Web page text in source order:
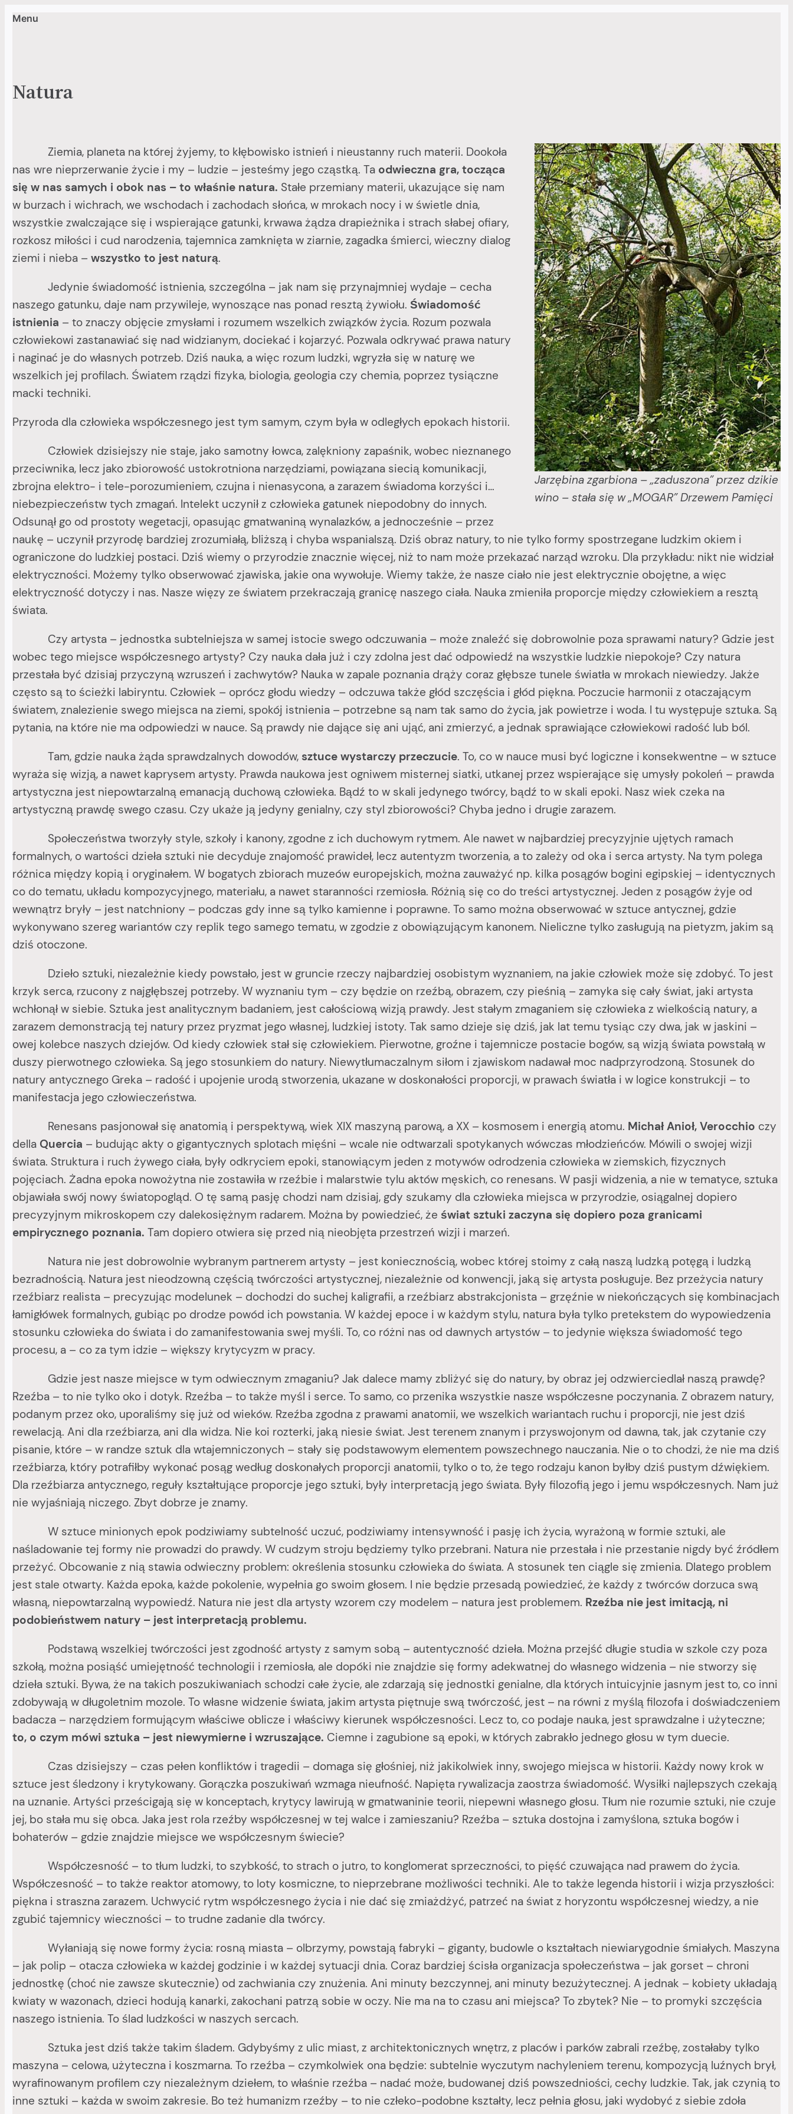
Przejdź
Menu
Natura
Jarzębina zgarbiona – „zaduszona” przez dzikie
wino – stała się w „MOGAR” Drzewem Pamięci
Ziemia, planeta na której żyjemy, to kłębowisko istnień i nieustanny ruch materii. Dookoła
nas wre nieprzerwanie życie i my – ludzie – jesteśmy jego cząstką. Ta odwieczna gra, tocząca
się w nas samych i obok nas – to właśnie natura. Stałe przemiany materii, ukazujące się nam
w burzach i wichrach, we wschodach i zachodach słońca, w mrokach nocy i w świetle dnia,
wszystkie zwalczające się i wspierające gatunki, krwawa żądza drapieżnika i strach słabej ofiary,
rozkosz miłości i cud narodzenia, tajemnica zamknięta w ziarnie, zagadka śmierci, wieczny dialog
ziemi i nieba –wszystko to jest naturą.
Jedynie świadomość istnienia, szczególna – jak nam się przynajmniej wydaje – cecha
naszego gatunku, daje nam przywileje, wynoszące nas ponad resztą żywiołu.Świadomość
istnienia – to znaczy objęcie zmysłami i rozumem wszelkich związków życia. Rozum pozwala
człowiekowi zastanawiać się nad widzianym, dociekać i kojarzyć. Pozwala odkrywać prawa natury
i naginać je do własnych potrzeb. Dziś nauka, a więc rozum ludzki, wgryzła się w naturę we
wszelkich jej profilach. Światem rządzi fizyka, biologia, geologia czy chemia, poprzez tysiączne
macki techniki.
Przyroda dla człowieka współczesnego jest tym samym, czym była w odległych epokach historii.
Człowiek dzisiejszy nie staje, jako samotny łowca, zalękniony zapaśnik, wobec nieznanego
przeciwnika, lecz jako zbiorowość ustokrotniona narzędziami, powiązana siecią komunikacji,
zbrojna elektro- i tele-porozumieniem, czujna i nienasycona, a zarazem świadoma korzyści i…
niebezpieczeństw tych zmagań. Intelekt uczynił z człowieka gatunek niepodobny do innych.
Odsunął go od prostoty wegetacji, opasując gmatwaniną wynalazków, a jednocześnie – przez
naukę – uczynił przyrodę bardziej zrozumiałą, bliższą i chyba wspanialszą. Dziś obraz natury, to nie tylko formy spostrzegane ludzkim okiem i
ograniczone do ludzkiej postaci. Dziś wiemy o przyrodzie znacznie więcej, niż to nam może przekazać narząd wzroku. Dla przykładu: nikt nie widział
elektryczności. Możemy tylko obserwować zjawiska, jakie ona wywołuje. Wiemy także, że nasze ciało nie jest elektrycznie obojętne, a więc
elektryczność dotyczy i nas. Nasze więzy ze światem przekraczają granicę naszego ciała. Nauka zmieniła proporcje między człowiekiem a resztą
świata.
Czy artysta – jednostka subtelniejsza w samej istocie swego odczuwania – może znaleźć się dobrowolnie poza sprawami natury? Gdzie jest
wobec tego miejsce współczesnego artysty? Czy nauka dała już i czy zdolna jest dać odpowiedź na wszystkie ludzkie niepokoje? Czy natura
przestała być dzisiaj przyczyną wzruszeń i zachwytów? Nauka w zapale poznania drąży coraz głębsze tunele światła w mrokach niewiedzy. Jakże
często są to ścieżki labiryntu. Człowiek – oprócz głodu wiedzy – odczuwa także głód szczęścia i głód piękna. Poczucie harmonii z otaczającym
światem, znalezienie swego miejsca na ziemi, spokój istnienia – potrzebne są nam tak samo do życia, jak powietrze i woda. I tu występuje sztuka. Są
pytania, na które nie ma odpowiedzi w nauce. Są prawdy nie dające się ani ująć, ani zmierzyć, a jednak sprawiające człowiekowi radość lub ból.
Tam, gdzie nauka żąda sprawdzalnych dowodów, sztuce wystarczy przeczucie. To, co w nauce musi być logiczne i konsekwentne – w sztuce
wyraża się wizją, a nawet kaprysem artysty. Prawda naukowa jest ogniwem misternej siatki, utkanej przez wspierające się umysły pokoleń – prawda
artystyczna jest niepowtarzalną emanacją duchową człowieka. Bądź to w skali jedynego twórcy, bądź to w skali epoki. Nasz wiek czeka na
artystyczną prawdę swego czasu. Czy ukaże ją jedyny genialny, czy styl zbiorowości? Chyba jedno i drugie zarazem.
Społeczeństwa tworzyły style, szkoły i kanony, zgodne z ich duchowym rytmem. Ale nawet w najbardziej precyzyjnie ujętych ramach
formalnych, o wartości dzieła sztuki nie decyduje znajomość prawideł, lecz autentyzm tworzenia, a to zależy od oka i serca artysty. Na tym polega
różnica między kopią i oryginałem. W bogatych zbiorach muzeów europejskich, można zauważyć np. kilka posągów bogini egipskiej – identycznych
co do tematu, układu kompozycyjnego, materiału, a nawet staranności rzemiosła. Różnią się co do treści artystycznej. Jeden z posągów żyje od
wewnątrz bryły – jest natchniony – podczas gdy inne są tylko kamienne i poprawne. To samo można obserwować w sztuce antycznej, gdzie
wykonywano szereg wariantów czy replik tego samego tematu, w zgodzie z obowiązującym kanonem. Nieliczne tylko zasługują na pietyzm, jakim są
dziś otoczone.
Dzieło sztuki, niezależnie kiedy powstało, jest w gruncie rzeczy najbardziej osobistym wyznaniem, na jakie człowiek może się zdobyć. To jest
krzyk serca, rzucony z najgłębszej potrzeby. W wyznaniu tym – czy będzie on rzeźbą, obrazem, czy pieśnią – zamyka się cały świat, jaki artysta
wchłonął w siebie. Sztuka jest analitycznym badaniem, jest całościową wizją prawdy. Jest stałym zmaganiem się człowieka z wielkością natury, a
zarazem demonstracją tej natury przez pryzmat jego własnej, ludzkiej istoty. Tak samo dzieje się dziś, jak lat temu tysiąc czy dwa, jak w jaskini –
owej kolebce naszych dziejów. Od kiedy człowiek stał się człowiekiem. Pierwotne, groźne i tajemnicze postacie bogów, są wizją świata powstałą w
duszy pierwotnego człowieka. Są jego stosunkiem do natury. Niewytłumaczalnym siłom i zjawiskom nadawał moc nadprzyrodzoną. Stosunek do
natury antycznego Greka – radość i upojenie urodą stworzenia, ukazane w doskonałości proporcji, w prawach światła i w logice konstrukcji – to
manifestacja jego człowieczeństwa.
Renesans pasjonował się anatomią i perspektywą, wiek XIX maszyną parową, a XX – kosmosem i energią atomu. Michał Anioł, Verocchio czy
della Quercia – budując akty o gigantycznych splotach mięśni – wcale nie odtwarzali spotykanych wówczas młodzieńców. Mówili o swojej wizji
świata. Struktura i ruch żywego ciała, były odkryciem epoki, stanowiącym jeden z motywów odrodzenia człowieka w ziemskich, fizycznych
pojęciach. Żadna epoka nowożytna nie zostawiła w rzeźbie i malarstwie tylu aktów męskich, co renesans. W pasji widzenia, a nie w tematyce, sztuka
objawiała swój nowy światopogląd. O tę samą pasję chodzi nam dzisiaj, gdy szukamy dla człowieka miejsca w przyrodzie, osiągalnej dopiero
precyzyjnym mikroskopem czy dalekosiężnym radarem. Można by powiedzieć, że świat sztuki zaczyna się dopiero poza granicami
empirycznego poznania. Tam dopiero otwiera się przed nią nieobjęta przestrzeń wizji i marzeń.
Natura nie jest dobrowolnie wybranym partnerem artysty – jest koniecznością, wobec której stoimy z całą naszą ludzką potęgą i ludzką
bezradnością. Natura jest nieodzowną częścią twórczości artystycznej, niezależnie od konwencji, jaką się artysta posługuje. Bez przeżycia natury
rzeźbiarz realista – precyzując modelunek – dochodzi do suchej kaligrafii, a rzeźbiarz abstrakcjonista – grzęźnie w niekończących się kombinacjach
łamigłówek formalnych, gubiąc po drodze powód ich powstania. W każdej epoce i w każdym stylu, natura była tylko pretekstem do wypowiedzenia
stosunku człowieka do świata i do zamanifestowania swej myśli. To, co różni nas od dawnych artystów – to jedynie większa świadomość tego
procesu, a – co za tym idzie – większy krytycyzm w pracy.
Gdzie jest nasze miejsce w tym odwiecznym zmaganiu? Jak dalece mamy zbliżyć się do natury, by obraz jej odzwierciedlał naszą prawdę?
Rzeźba – to nie tylko oko i dotyk. Rzeźba – to także myśl i serce. To samo, co przenika wszystkie nasze współczesne poczynania. Z obrazem natury,
podanym przez oko, uporaliśmy się już od wieków. Rzeźba zgodna z prawami anatomii, we wszelkich wariantach ruchu i proporcji, nie jest dziś
rewelacją. Ani dla rzeźbiarza, ani dla widza. Nie koi rozterki, jaką niesie świat. Jest terenem znanym i przyswojonym od dawna, tak, jak czytanie czy
pisanie, które – w randze sztuk dla wtajemniczonych – stały się podstawowym elementem powszechnego nauczania. Nie o to chodzi, że nie ma dziś
rzeźbiarza, który potrafiłby wykonać posąg według doskonałych proporcji anatomii, tylko o to, że tego rodzaju kanon byłby dziś pustym dźwiękiem.
Dla rzeźbiarza antycznego, reguły kształtujące proporcje jego sztuki, były interpretacją jego świata. Były filozofią jego i jemu współczesnych. Nam już
nie wyjaśniają niczego. Zbyt dobrze je znamy.
W sztuce minionych epok podziwiamy subtelność uczuć, podziwiamy intensywność i pasję ich życia, wyrażoną w formie sztuki, ale
naśladowanie tej formy nie prowadzi do prawdy. W cudzym stroju będziemy tylko przebrani. Natura nie przestała i nie przestanie nigdy być źródłem
przeżyć. Obcowanie z nią stawia odwieczny problem: określenia stosunku człowieka do świata. A stosunek ten ciągle się zmienia. Dlatego problem
jest stale otwarty. Każda epoka, każde pokolenie, wypełnia go swoim głosem. I nie będzie przesadą powiedzieć, że każdy z twórców dorzuca swą
własną, niepowtarzalną wypowiedź. Natura nie jest dla artysty wzorem czy modelem – natura jest problemem. Rzeźba nie jest imitacją, ni
podobieństwem natury – jest interpretacją problemu.
Podstawą wszelkiej twórczości jest zgodność artysty z samym sobą – autentyczność dzieła. Można przejść długie studia w szkole czy poza
szkołą, można posiąść umiejętność technologii i rzemiosła, ale dopóki nie znajdzie się formy adekwatnej do własnego widzenia – nie stworzy się
dzieła sztuki. Bywa, że na takich poszukiwaniach schodzi całe życie, ale zdarzają się jednostki genialne, dla których intuicyjnie jasnym jest to, co inni
zdobywają w długoletnim mozole. To własne widzenie świata, jakim artysta piętnuje swą twórczość, jest – na równi z myślą filozofa i doświadczeniem
badacza – narzędziem formującym właściwe oblicze i właściwy kierunek współczesności. Lecz to, co podaje nauka, jest sprawdzalne i użyteczne;
to, o czym mówi sztuka – jest niewymierne i wzruszające. Ciemne i zagubione są epoki, w których zabrakło jednego głosu w tym duecie.
Czas dzisiejszy – czas pełen konfliktów i tragedii – domaga się głośniej, niż jakikolwiek inny, swojego miejsca w historii. Każdy nowy krok w
sztuce jest śledzony i krytykowany. Gorączka poszukiwań wzmaga nieufność. Napięta rywalizacja zaostrza świadomość. Wysiłki najlepszych czekają
na uznanie. Artyści prześcigają się w konceptach, krytycy lawirują w gmatwaninie teorii, niepewni własnego głosu. Tłum nie rozumie sztuki, nie czuje
jej, bo stała mu się obca. Jaka jest rola rzeźby współczesnej w tej walce i zamieszaniu? Rzeźba – sztuka dostojna i zamyślona, sztuka bogów i
bohaterów – gdzie znajdzie miejsce we współczesnym świecie?
Współczesność – to tłum ludzki, to szybkość, to strach o jutro, to konglomerat sprzeczności, to pięść czuwająca nad prawem do życia.
Współczesność – to także reaktor atomowy, to loty kosmiczne, to nieprzebrane możliwości techniki. Ale to także legenda historii i wizja przyszłości:
piękna i straszna zarazem. Uchwycić rytm współczesnego życia i nie dać się zmiażdżyć, patrzeć na świat z horyzontu współczesnej wiedzy, a nie
zgubić tajemnicy wieczności – to trudne zadanie dla twórcy.
Wyłaniają się nowe formy życia: rosną miasta – olbrzymy, powstają fabryki – giganty, budowle o kształtach niewiarygodnie śmiałych. Maszyna
– jak polip – otacza człowieka w każdej godzinie i w każdej sytuacji dnia. Coraz bardziej ścisła organizacja społeczeństwa – jak gorset – chroni
jednostkę (choć nie zawsze skutecznie) od zachwiania czy znużenia. Ani minuty bezczynnej, ani minuty bezużytecznej. A jednak – kobiety układają
kwiaty w wazonach, dzieci hodują kanarki, zakochani patrzą sobie w oczy. Nie ma na to czasu ani miejsca? To zbytek? Nie – to promyki szczęścia
naszego istnienia. To ślad ludzkości w naszych sercach.
Sztuka jest dziś także takim śladem. Gdybyśmy z ulic miast, z architektonicznych wnętrz, z placów i parków zabrali rzeźbę, zostałaby tylko
maszyna – celowa, użyteczna i koszmarna. To rzeźba – czymkolwiek ona będzie: subtelnie wyczutym nachyleniem terenu, kompozycją luźnych brył,
wyrafinowanym profilem czy niezależnym dziełem, to właśnie rzeźba – nadać może, budowanej dziś powszedniości, cechy ludzkie. Tak, jak czynią to
inne sztuki – każda w swoim zakresie. Bo też humanizm rzeźby – to nie człeko-podobne kształty, lecz pełnia głosu, jaki wydobyć z siebie zdoła